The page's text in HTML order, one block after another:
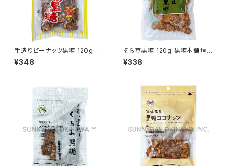
手造りピーナッツ黒糖 120g 黒
糖本舗垣乃花
¥348
そら豆黒糖 120g 黒糖本舗垣乃
花
¥338